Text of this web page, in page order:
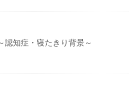
認知症・寝たきり背景～